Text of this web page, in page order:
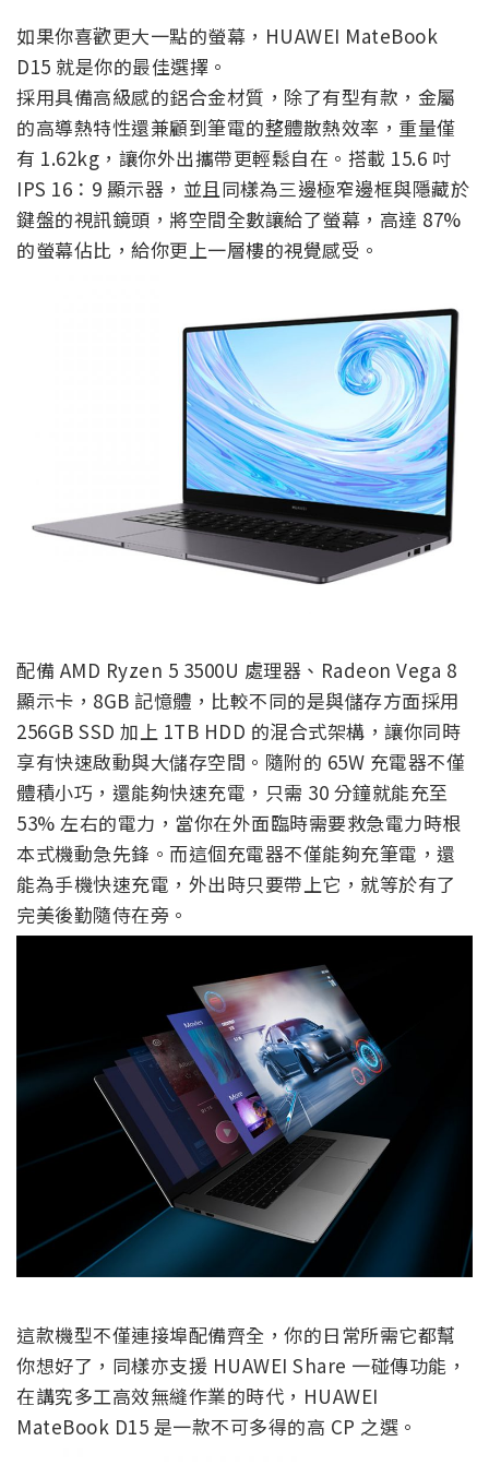
如果你喜歡更大一點的螢幕，HUAWEI MateBook
D15 就是你的最佳選擇。
採用具備高級感的鋁合金材質，除了有型有款，金屬
的高導熱特性還兼顧到筆電的整體散熱效率，重量僅
有 1.62kg，讓你外出攜帶更輕鬆自在。搭載 15.6 吋
IPS 16：9 顯示器，並且同樣為三邊極窄邊框與隱藏於
鍵盤的視訊鏡頭，將空間全數讓給了螢幕，高達 87%
的螢幕佔比，給你更上一層樓的視覺感受。
配備 AMD Ryzen 5 3500U 處理器、Radeon Vega 8
顯示卡，8GB 記憶體，比較不同的是與儲存方面採用
256GB SSD 加上 1TB HDD 的混合式架構，讓你同時
享有快速啟動與大儲存空間。隨附的 65W 充電器不僅
體積小巧，還能夠快速充電，只需 30 分鐘就能充至
53% 左右的電力，當你在外面臨時需要救急電力時根
本式機動急先鋒。而這個充電器不僅能夠充筆電，還
能為手機快速充電，外出時只要帶上它，就等於有了
完美後勤隨侍在旁。
這款機型不僅連接埠配備齊全，你的日常所需它都幫
你想好了，同樣亦支援 HUAWEI Share 一碰傳功能，
在講究多工高效無縫作業的時代，HUAWEI
MateBook D15 是一款不可多得的高 CP 之選。